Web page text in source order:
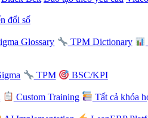
đổi số
Glossary TPM Dictionary
TPM
BSC/KPI
Custom Training
Tất cả khóa